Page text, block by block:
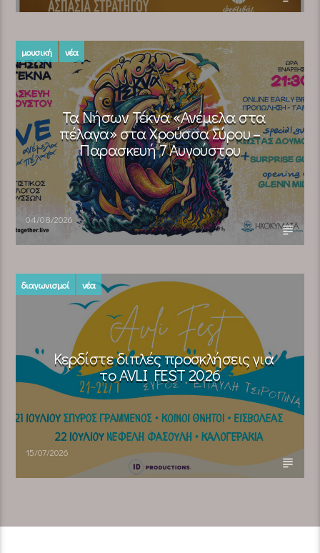
μουσική νέα
Τα Νήσων Τέκνα «Ανέμελα στα
πέλαγα» στα Χρούσσα Σύρου –
Παρασκευή 7 Αυγούστου
04/08/2026
διαγωνισμοί νέα
Κερδίστε διπλές προσκλήσεις για
το AVLI FEST 2026
15/07/2026